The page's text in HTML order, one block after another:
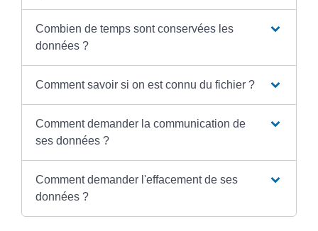
Combien de temps sont conservées les
données ?
Comment savoir si on est connu du fichier ?
Comment demander la communication de
ses données ?
Comment demander l'effacement de ses
données ?